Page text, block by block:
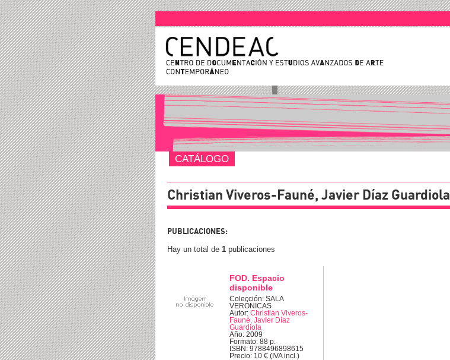
CATÁLOGO
Christian Viveros-Fauné, Javier Díaz Guardiola
PUBLICACIONES:
Hay un total de 1 publicaciones
FOD. Espacio
disponible
Colección: SALA
VERÓNICAS
Autor: Christian Viveros-
Fauné, Javier Díaz
Guardiola
Año: 2009
Formato: 88 p.
ISBN: 9788496898615
Precio: 10 € (IVA incl.)